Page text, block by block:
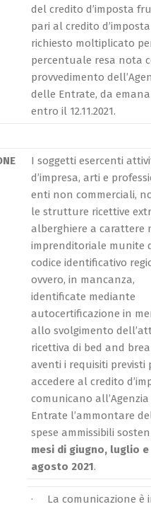
del credito d’imposta
pari al credito d’imposta
richiesto moltiplicato
percentuale resa nota
provvedimento
delle Entrate, da
entro il 12.11.2021.
I soggetti esercenti
d’impresa, arti e
enti non commerciali,
le strutture ricettive
alberghiere a carattere
imprenditoriale munite
codice identificativo
ovvero, in mancanza,
identificate mediante
autocertificazione in
allo svolgimento
ricettiva di bed and
aventi i requisiti previsti
accedere al credito
comunicano
Entrate l’ammontare
spese ammissibili
mesi di giugno, luglio e
agosto 2021.
· La comunicazione è